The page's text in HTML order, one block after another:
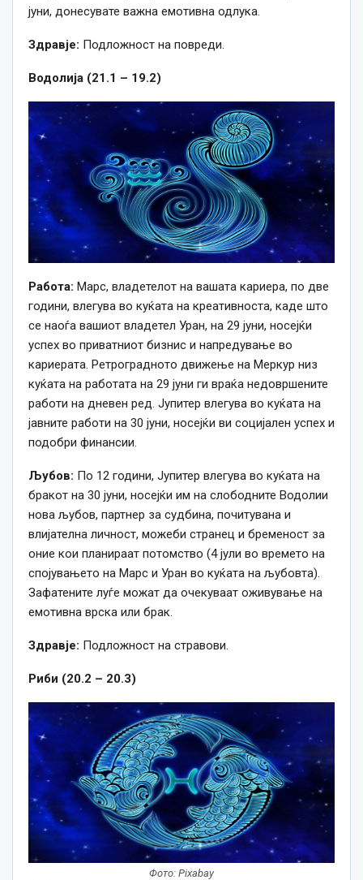
јуни, донесувате важна емотивна одлука.
Здравје: Подложност на повреди.
Водолија (21.1 – 19.2)
Работа: Марс, владетелот на вашата кариера, по две
години, влегува во куќата на креативноста, каде што
се наоѓа вашиот владетел Уран, на 29 јуни, носејќи
успех во приватниот бизнис и напредување во
кариерата. Ретроградното движење на Меркур низ
куќата на работата на 29 јуни ги враќа недовршените
работи на дневен ред. Јупитер влегува во куќата на
јавните работи на 30 јуни, носејќи ви социјален успех и
подобри финансии.
Љубов: По 12 години, Јупитер влегува во куќата на
бракот на 30 јуни, носејќи им на слободните Водолии
нова љубов, партнер за судбина, почитувана и
влијателна личност, можеби странец и бременост за
оние кои планираат потомство (4 јули во времето на
спојувањето на Марс и Уран во куќата на љубовта).
Зафатените луѓе можат да очекуваат оживување на
емотивна врска или брак.
Здравје: Подложност на стравови.
Риби (20.2 – 20.3)
Фото: Pixabay